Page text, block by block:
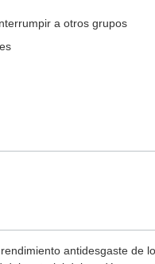
a otros grupos
antidesgaste de